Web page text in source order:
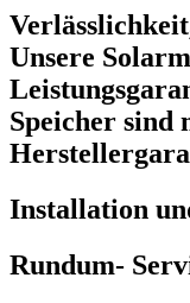
Unsere
Speicher sind
Installation
Rundum-